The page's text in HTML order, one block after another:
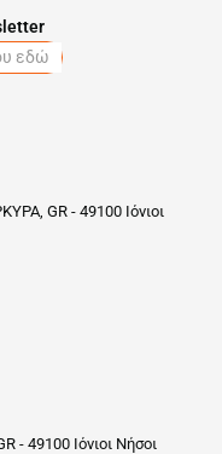
GR - 49100 Ιόνιοι
49100 Ιόνιοι Νήσοι